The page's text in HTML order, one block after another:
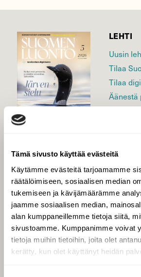
Tämä sivusto käyttää evästeitä
Käytämme evästeitä tarjoamamme
räätälöimiseen, sosiaalisen median
tukemiseen ja kävijämäärämme
jaamme sosiaalisen median,
alan kumppaneillemme tietoja siitä,
sivustoamme. Kumppanimme voivat
tietoja muihin tietoihin, joita olet
kerätty, kun olet käyttänyt heidän
LEHTI
Uusin
Tilaa
Tilaa
Äänestä
Suomen